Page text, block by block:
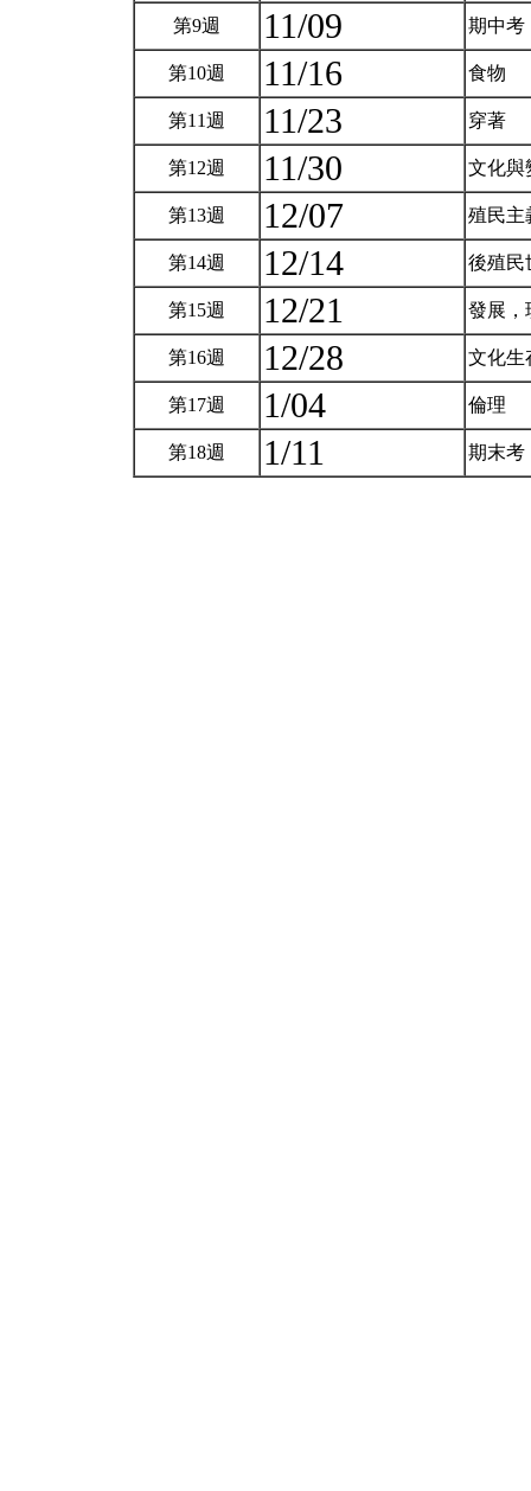
第9週 11/09 期中考
第10週 11/16 食物
第11週 11/23 穿著
第12週 11/30 文化
第13週 12/07 殖民主
第14週 12/14 後殖
第15週 12/21 發展，
第16週 12/28 文化
第17週 1/04 倫理
第18週 1/11 期末考